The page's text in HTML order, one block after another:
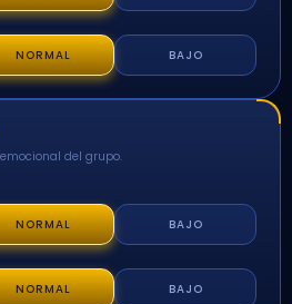
NORMAL BAJO
del grupo.
NORMAL
BAJO
NORMAL BAJO